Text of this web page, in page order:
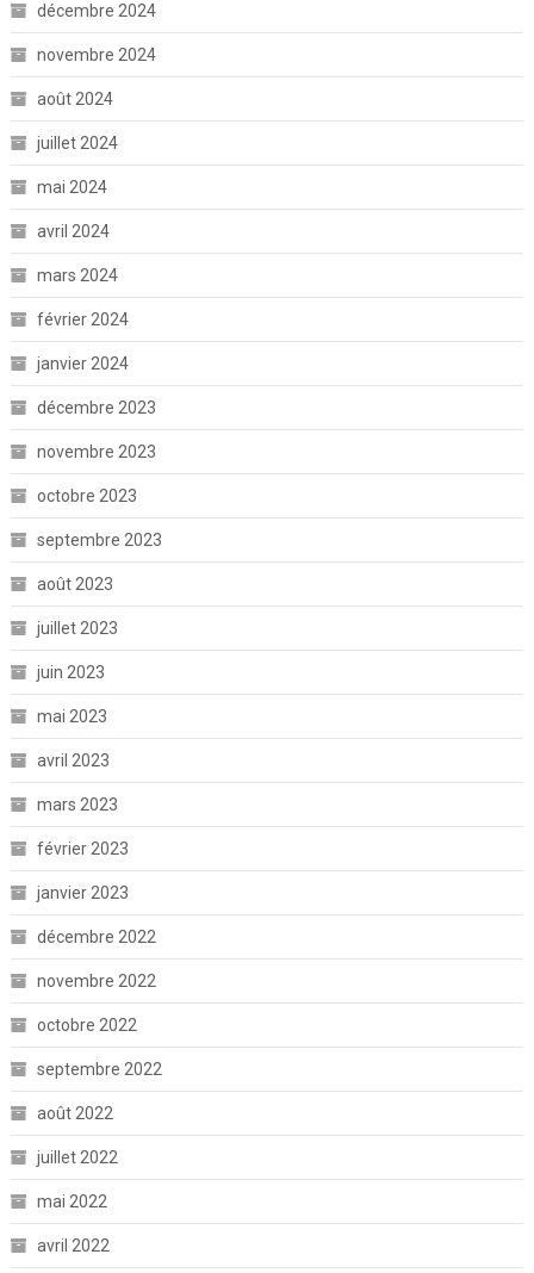
décembre 2024
novembre 2024
août 2024
juillet 2024
mai 2024
avril 2024
mars 2024
février 2024
janvier 2024
décembre 2023
novembre 2023
octobre 2023
septembre 2023
août 2023
juillet 2023
juin 2023
mai 2023
avril 2023
mars 2023
février 2023
janvier 2023
décembre 2022
novembre 2022
octobre 2022
septembre 2022
août 2022
juillet 2022
mai 2022
avril 2022